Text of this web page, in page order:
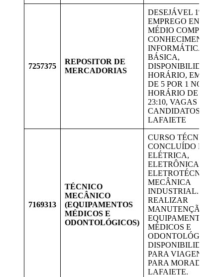
7257375
REPOSITOR DE
MERCADORIAS
DESEJÁVEL 1º
EMPREGO ENSINO
MÉDIO COMPLETO,
CONHECIMENTO
INFORMÁTICA
BÁSICA,
DISPONIBILIDADE
HORÁRIO, EM
DE 5 POR 1 NO
HORÁRIO DE 15:00
23:10, VAGAS PARA
CANDIDATOS DE
LAFAIETE
7169313
TÉCNICO
MECÂNICO
(EQUIPAMENTOS
MÉDICOS E
ODONTOLÓGICOS)
CURSO TÉCNICO
CONCLUÍDO EM
ELÉTRICA,
ELETRÔNICA,
ELETROTÉCNICA
MECÂNICA
INDUSTRIAL.
REALIZAR
MANUTENÇÃO DE
EQUIPAMENTOS
MÉDICOS E
ODONTOLÓGICOS.
DISPONIBILIDADE
PARA VIAGENS.
PARA
LAFAIETE.